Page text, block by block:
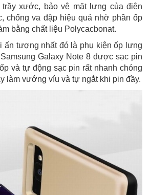
xước, bảo vệ mặt lưng của điện
chống va đập hiệu quả nhờ phần ốp
bằng chất liệu Polycacbonat.
ấn tượng nhất đó là phụ kiện ốp lưng
Galaxy Note 8 được sạc pin
và tự động sạc pin rất nhanh chóng
làm vướng víu và tự ngắt khi pin đầy.